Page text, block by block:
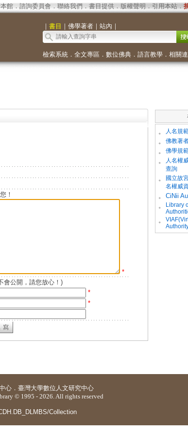
館． 諮詢委員會． 聯絡我們 ． 書目提供． 版權聲明 ． 引用本站．
｜ 書目 ｜ 佛學著者｜ 站內 ｜
檢索系統． 全文專區 ． 數位佛典． 語言教學． 相關
！
*
會公開，請您放心！)
*
*
。 人名規
。 佛教著
。 佛學規
。
人名權
查詢
。
國立故
名權威
。
CiNii
。
Library
。
心 ． 臺灣大學數位人文研究中心
© 1995 - 2026. All rights reserved
Collection